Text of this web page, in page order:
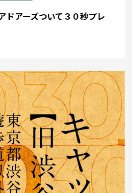
アーズついて３０秒プレ